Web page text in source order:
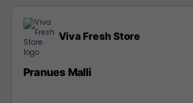
Viva Fresh Store
Pranues Malli